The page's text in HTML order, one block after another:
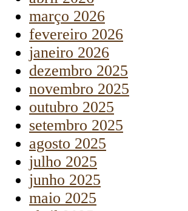
março 2026
fevereiro 2026
janeiro 2026
dezembro 2025
novembro 2025
outubro 2025
setembro 2025
agosto 2025
julho 2025
junho 2025
maio 2025